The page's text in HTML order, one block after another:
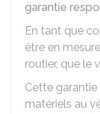
garantie
En tant que
être en
routier, que le
Cette
matériels au